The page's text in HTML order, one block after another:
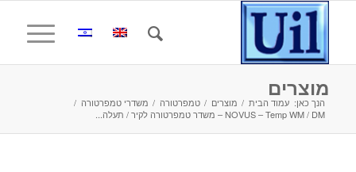
מוצרים
הנך כאן: עמוד הבית / מוצרים / טמפרטורה / משדרי טמפרטורה /
NOVUS – Temp WM / DM – משדר טמפרטורה לקיר / תעלה...